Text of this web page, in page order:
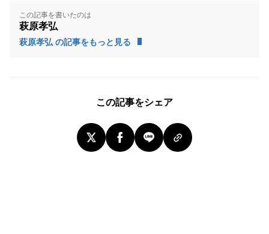
この記事を書いたのは
萩原孝弘
萩原孝弘 の記事をもっと見る
この記事をシェア